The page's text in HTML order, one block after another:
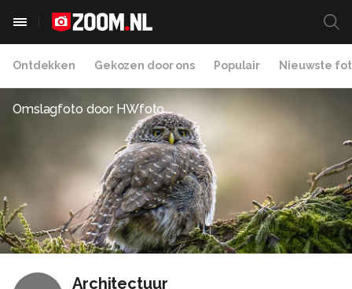
Ontdekken Gekozen door ons Populair Nieuwste
Omslagfoto door HWfoto
Architectuur